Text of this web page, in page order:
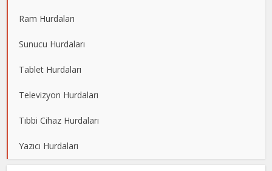
Ram Hurdaları
Sunucu Hurdaları
Tablet Hurdaları
Televizyon Hurdaları
Tıbbi Cihaz Hurdaları
Yazıcı Hurdaları